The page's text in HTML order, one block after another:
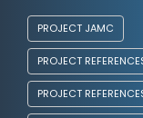
PROJECT JAMC
PROJECT
PROJECT